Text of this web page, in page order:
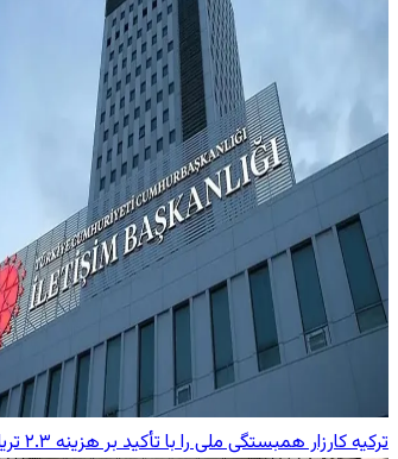
ترکیه کارزار همبستگی ملی را با تأکید بر هزینه ۲.۳ تریلیون دلاری مبارزه با تروریسم آغاز کرد